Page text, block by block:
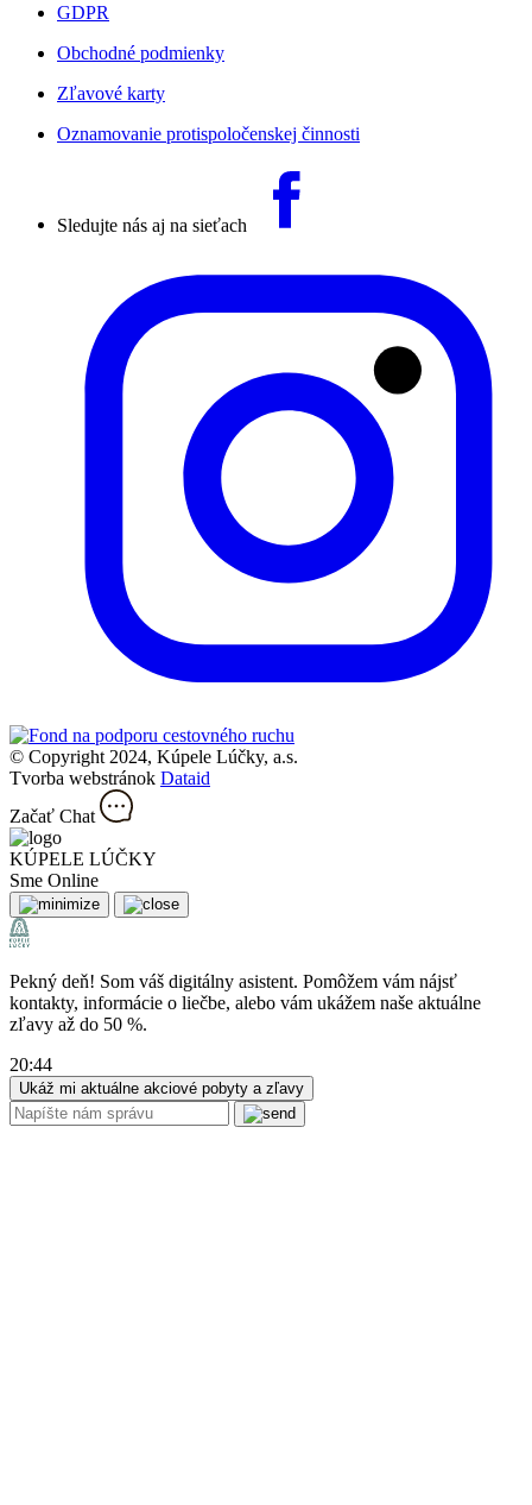
GDPR
Obchodné podmienky
Zľavové karty
Oznamovanie protispoločenskej činnosti
Sledujte nás aj na sieťach
© Copyright 2024, Kúpele Lúčky, a.s.
Tvorba webstránok Dataid
Začať Chat
KÚPELE LÚČKY
Sme Online
Pekný deň! Som váš digitálny asistent. Pomôžem vám nájsť
kontakty, informácie o liečbe, alebo vám ukážem naše aktuálne
zľavy až do 50 %.
20:44
Ukáž mi aktuálne akciové pobyty a zľavy